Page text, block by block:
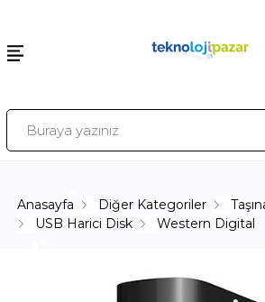
Anasayfa Diğer Kategoriler
USB Harici Disk
Western Digital